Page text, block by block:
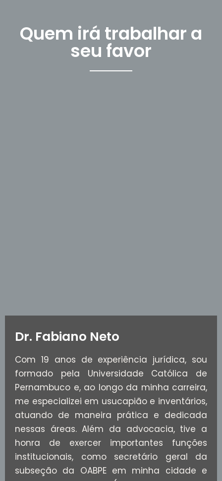
Quem irá trabalhar a
seu favor
Dr. Fabiano Neto
Com 19 anos de experiência jurídica, sou
formado pela Universidade Católica de
Pernambuco e, ao longo da minha carreira,
me especializei em usucapião e inventários,
atuando de maneira prática e dedicada
nessas áreas. Além da advocacia, tive a
honra de exercer importantes funções
institucionais, como secretário geral da
subseção da OABPE em minha cidade e